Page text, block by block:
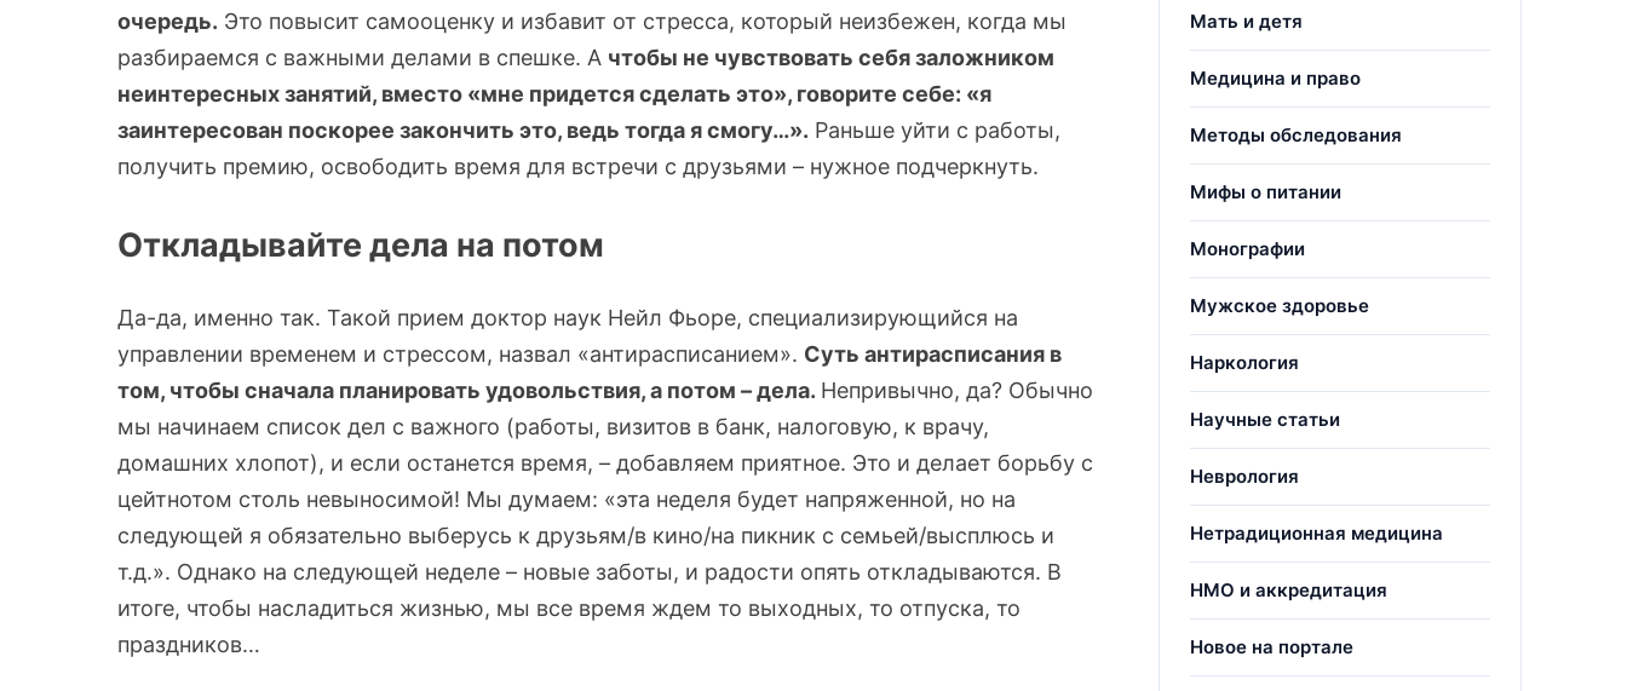
очередь. Это повысит самооценку и избавит от стресса, который неизбежен, когда мы
разбираемся с важными делами в спешке. А чтобы не чувствовать себя заложником
неинтересных занятий, вместо «мне придется сделать это», говорите себе: «я
заинтересован поскорее закончить это, ведь тогда я смогу…». Раньше уйти с работы,
получить премию, освободить время для встречи с друзьями – нужное подчеркнуть.
Откладывайте дела на потом
Да-да, именно так. Такой прием доктор наук Нейл Фьоре, специализирующийся на
управлении временем и стрессом, назвал «антирасписанием». Суть антирасписания в
том, чтобы сначала планировать удовольствия, а потом – дела. Непривычно, да? Обычно
мы начинаем список дел с важного (работы, визитов в банк, налоговую, к врачу,
домашних хлопот), и если останется время, – добавляем приятное. Это и делает борьбу с
цейтнотом столь невыносимой! Мы думаем: «эта неделя будет напряженной, но на
следующей я обязательно выберусь к друзьям/в кино/на пикник с семьей/высплюсь и
т.д.». Однако на следующей неделе – новые заботы, и радости опять откладываются. В
итоге, чтобы насладиться жизнью, мы все время ждем то выходных, то отпуска, то
праздников…
Мать и детя
Медицина и право
Методы обследования
Мифы о питании
Монографии
Мужское здоровье
Наркология
Научные статьи
Неврология
Нетрадиционная медицина
НМО и аккредитация
Новое на портале